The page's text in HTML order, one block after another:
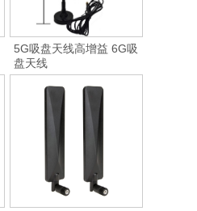
5G吸盘天线高增益 6G吸
盘天线